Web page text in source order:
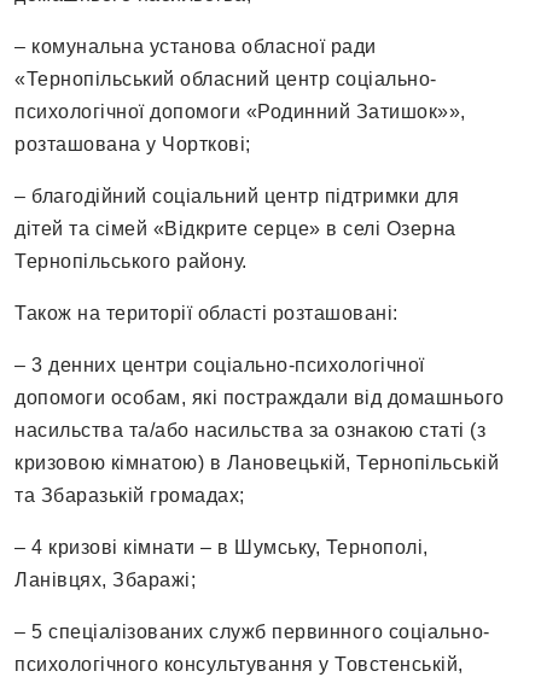
– комунальна установа обласної ради
«Тернопільський обласний центр соціально-
психологічної допомоги «Родинний Затишок»»,
розташована у Чорткові;
– благодійний соціальний центр підтримки для
дітей та сімей «Відкрите серце» в селі Озерна
Тернопільського району.
Також на території області розташовані:
– 3 денних центри соціально-психологічної
допомоги особам, які постраждали від домашнього
насильства та/або насильства за ознакою статі (з
кризовою кімнатою) в Лановецькій, Тернопільській
та Збаразькій громадах;
– 4 кризові кімнати – в Шумську, Тернополі,
Ланівцях, Збаражі;
– 5 спеціалізованих служб первинного соціально-
психологічного консультування у Товстенській,